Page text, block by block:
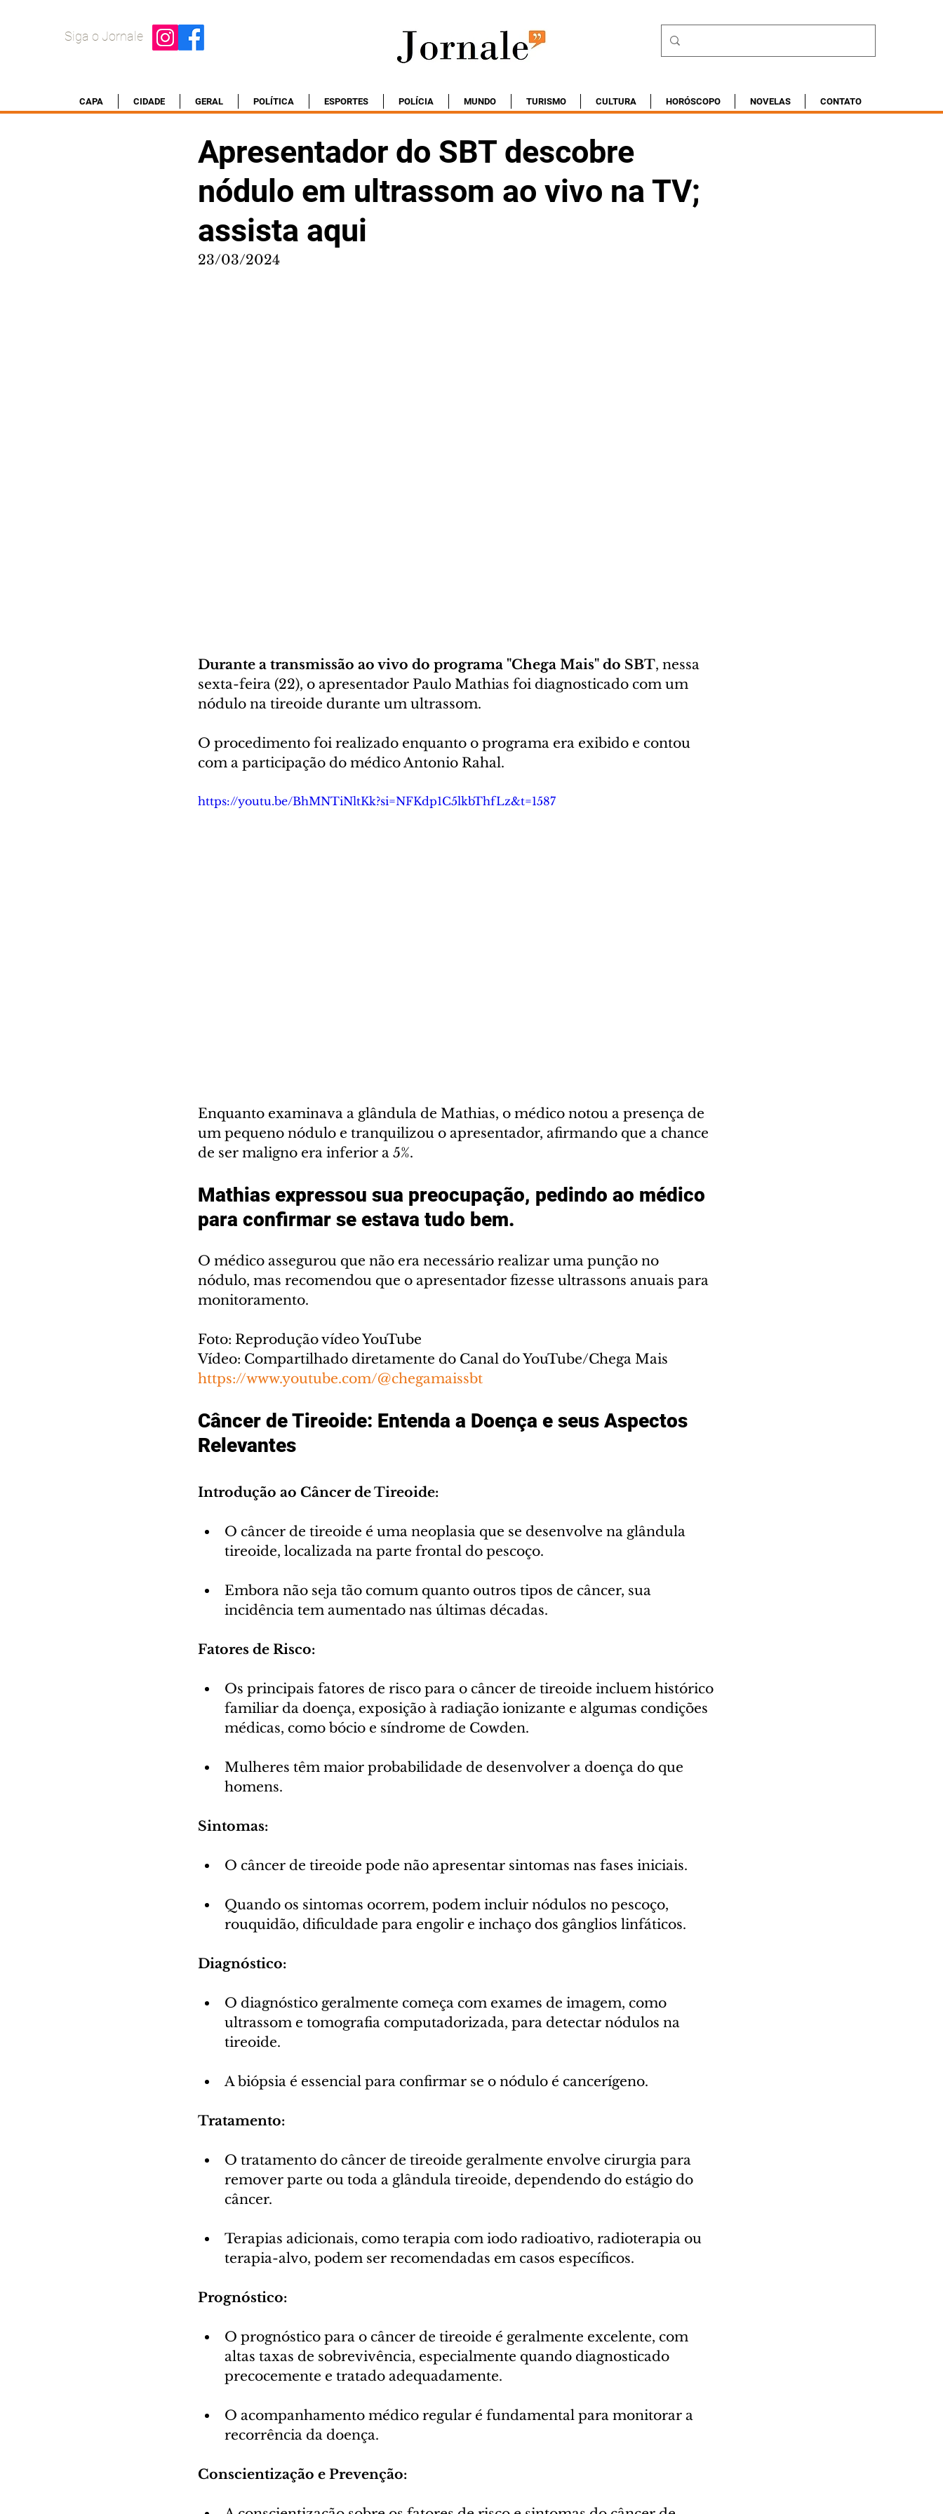
Siga o Jornale
CAPA CIDADE GERAL POLÍTICA ESPORTES POLÍCIA MUNDO TURISMO CULTURA HORÓSCOPO NOVELAS CONTATO
Apresentador do SBT descobre
nódulo em ultrassom ao vivo na TV;
assista aqui
23/03/2024
Durante a transmissão ao vivo do programa "Chega Mais" do SBT, nessa
sexta-feira (22), o apresentador Paulo Mathias foi diagnosticado com um
nódulo na tireoide durante um ultrassom.
O procedimento foi realizado enquanto o programa era exibido e contou
com a participação do médico Antonio Rahal.
https://youtu.be/BhMNTiNltKk?si=NFKdp1C5lkbThfLz&t=1587
Enquanto examinava a glândula de Mathias, o médico notou a presença de
um pequeno nódulo e tranquilizou o apresentador, afirmando que a chance
de ser maligno era inferior a 5%.
Mathias expressou sua preocupação, pedindo ao médico
para confirmar se estava tudo bem.
O médico assegurou que não era necessário realizar uma punção no
nódulo, mas recomendou que o apresentador fizesse ultrassons anuais para
monitoramento.
Foto: Reprodução vídeo YouTube
Vídeo: Compartilhado diretamente do Canal do YouTube/Chega Mais
https://www.youtube.com/@chegamaissbt
Câncer de Tireoide: Entenda a Doença e seus Aspectos
Relevantes
Introdução ao Câncer de Tireoide:
O câncer de tireoide é uma neoplasia que se desenvolve na glândula
tireoide, localizada na parte frontal do pescoço.
Embora não seja tão comum quanto outros tipos de câncer, sua
incidência tem aumentado nas últimas décadas.
Fatores de Risco:
Os principais fatores de risco para o câncer de tireoide incluem histórico
familiar da doença, exposição à radiação ionizante e algumas condições
médicas, como bócio e síndrome de Cowden.
Mulheres têm maior probabilidade de desenvolver a doença do que
homens.
Sintomas:
O câncer de tireoide pode não apresentar sintomas nas fases iniciais.
Quando os sintomas ocorrem, podem incluir nódulos no pescoço,
rouquidão, dificuldade para engolir e inchaço dos gânglios linfáticos.
Diagnóstico:
O diagnóstico geralmente começa com exames de imagem, como
ultrassom e tomografia computadorizada, para detectar nódulos na
tireoide.
A biópsia é essencial para confirmar se o nódulo é cancerígeno.
Tratamento:
O tratamento do câncer de tireoide geralmente envolve cirurgia para
remover parte ou toda a glândula tireoide, dependendo do estágio do
câncer.
Terapias adicionais, como terapia com iodo radioativo, radioterapia ou
terapia-alvo, podem ser recomendadas em casos específicos.
Prognóstico:
O prognóstico para o câncer de tireoide é geralmente excelente, com
altas taxas de sobrevivência, especialmente quando diagnosticado
precocemente e tratado adequadamente.
O acompanhamento médico regular é fundamental para monitorar a
recorrência da doença.
Conscientização e Prevenção: